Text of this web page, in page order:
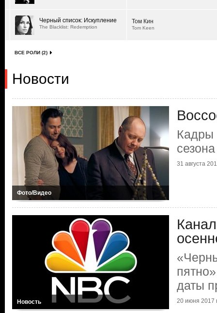
Черный список: Искупление
The Blacklist: Redemption
Том Кин
Tom Keen
ВСЕ РОЛИ (2)
Новости
Фото/Видео
Кадры
31 августа
Новость
даты
20 июня 2017